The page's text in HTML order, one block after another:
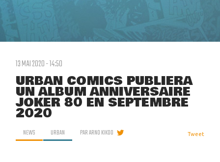
13 MAI 2020 - 14:50
URBAN COMICS PUBLIERA
UN ALBUM ANNIVERSAIRE
JOKER 80 EN SEPTEMBRE
2020
NEWS URBAN PARARNO KIKOO Tweet